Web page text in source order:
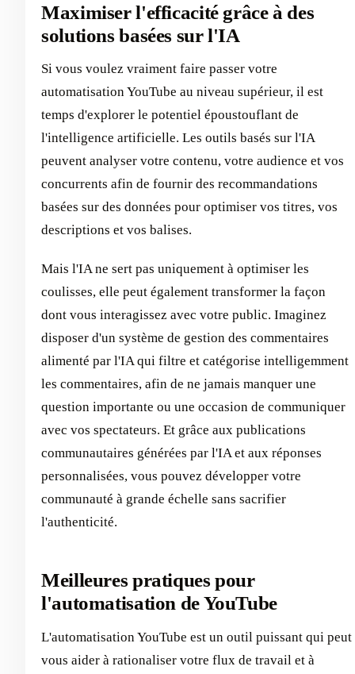
Maximiser l'efficacité grâce à des
solutions basées sur l'IA
Si vous voulez vraiment faire passer votre
automatisation YouTube au niveau supérieur, il est
temps d'explorer le potentiel époustouflant de
l'intelligence artificielle. Les outils basés sur l'IA
peuvent analyser votre contenu, votre audience et vos
concurrents afin de fournir des recommandations
basées sur des données pour optimiser vos titres, vos
descriptions et vos balises.
Mais l'IA ne sert pas uniquement à optimiser les
coulisses, elle peut également transformer la façon
dont vous interagissez avec votre public. Imaginez
disposer d'un système de gestion des commentaires
alimenté par l'IA qui filtre et catégorise intelligemment
les commentaires, afin de ne jamais manquer une
question importante ou une occasion de communiquer
avec vos spectateurs. Et grâce aux publications
communautaires générées par l'IA et aux réponses
personnalisées, vous pouvez développer votre
communauté à grande échelle sans sacrifier
l'authenticité.
Meilleures pratiques pour
l'automatisation de YouTube
L'automatisation YouTube est un outil puissant qui peut
vous aider à rationaliser votre flux de travail et à